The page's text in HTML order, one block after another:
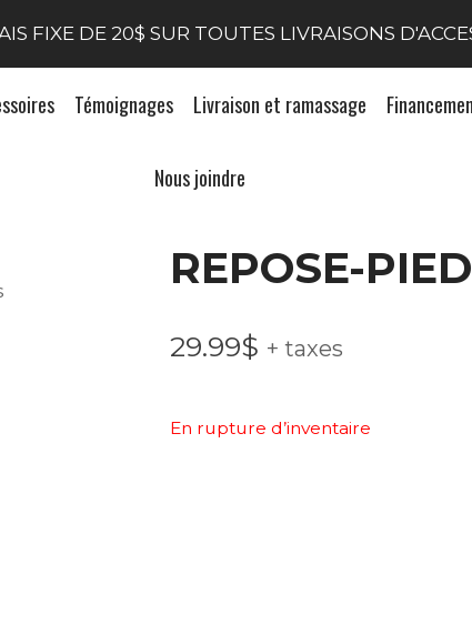
FIXE DE 20$ SUR TOUTES LIVRAISONS
Témoignages Livraison et ramassage
Nous joindre
REPOSE-
29.99$ + taxes
En rupture d’inventaire